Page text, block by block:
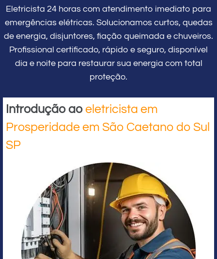
Eletricista 24 horas com atendimento imediato para
emergências elétricas. Solucionamos curtos, quedas
de energia, disjuntores, fiação queimada e chuveiros.
Profissional certificado, rápido e seguro, disponível
dia e noite para restaurar sua energia com total
proteção.
Introdução aoeletricista em
Prosperidade em São Caetano do Sul
SP